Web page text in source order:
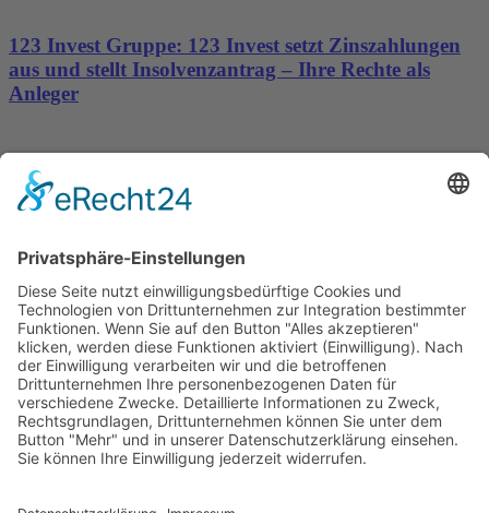
123 Invest Gruppe: 123 Invest setzt Zinszahlungen
aus und stellt Insolvenzantrag – Ihre Rechte als
Anleger
Dronus sichert sich 15 Millionen Dollar und treibt
den Aufbau autonomer Luftinfrastruktur voran
Wichtiges
Impressum
Datenschutz
Kooperation
Werbung
Presse- und Öffentlichkeitsarbeit
Aktuelles